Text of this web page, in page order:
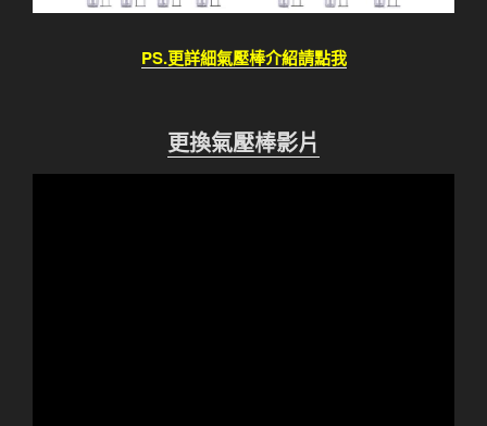
PS.更詳細氣壓棒介紹請點我
更換氣壓棒影片